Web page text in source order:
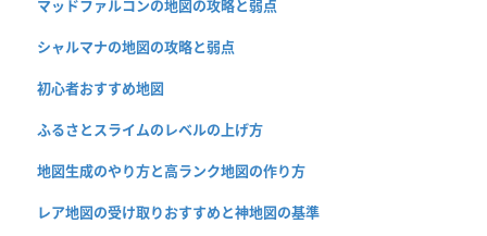
マッドファルコンの地図の攻略と弱点
シャルマナの地図の攻略と弱点
初心者おすすめ地図
ふるさとスライムのレベルの上げ方
地図生成のやり方と高ランク地図の作り方
レア地図の受け取りおすすめと神地図の基準